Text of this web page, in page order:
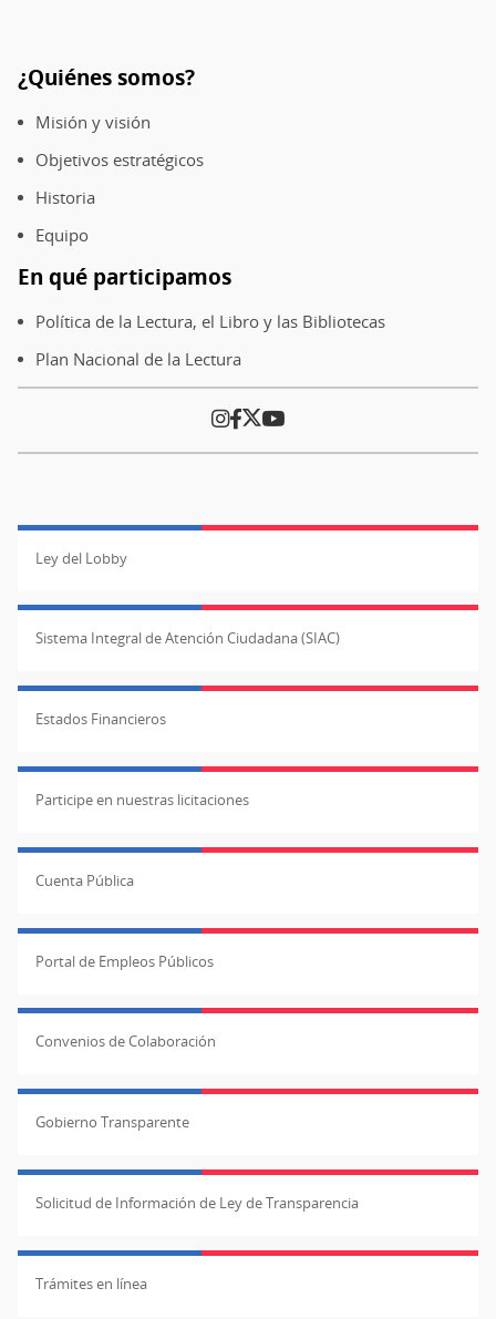
bibliotecas
Pie
de
página
¿Quiénes somos?
Misión y visión
Objetivos estratégicos
Historia
Equipo
En qué participamos
Política de la Lectura, el Libro y las Bibliotecas
Plan Nacional de la Lectura
Ley del Lobby
Sistema Integral de Atención Ciudadana (SIAC)
Estados Financieros
Participe en nuestras licitaciones
Cuenta Pública
Portal de Empleos Públicos
Convenios de Colaboración
Gobierno Transparente
Solicitud de Información de Ley de Transparencia
Trámites en línea